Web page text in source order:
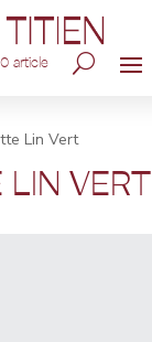
0 article
Lin Vert
LIN VERT